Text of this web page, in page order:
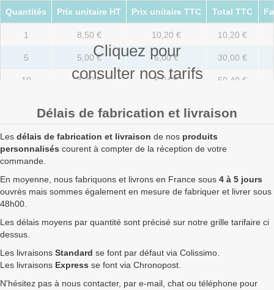
Cliquez pour
consulter nos tarifs
Quantités Prix unitaire HT Prix unitaire TTC Total TTC
1 8,50 € 10,20 € 10,20 €
5 5,00 € 6,00 € 30,00 €
10 4,20 € 5,04 € 50,40 €
100 1,80 € 2,16 € 216,00 €
500 1,58 € 1,90 € 948,00 €
1000
1750 1,67 €
2500 1,36 € 1,63 € 4 080,00 €
Délais de fabrication et livraison
Les délais de fabrication et livraison de nos produits
personnalisés courent à compter de la réception de votre
commande.
En moyenne, nous fabriquons et livrons en France sous 4 à 5 jours
ouvrés mais sommes également en mesure de fabriquer et livrer sous
48h00.
Les délais moyens par quantité sont précisé sur notre grille tarifaire ci
dessus.
Les livraisons Standard se font par défaut via Colissimo.
Les livraisons Express se font via Chronopost.
N'hésitez pas à nous contacter, par e-mail, chat ou téléphone pour